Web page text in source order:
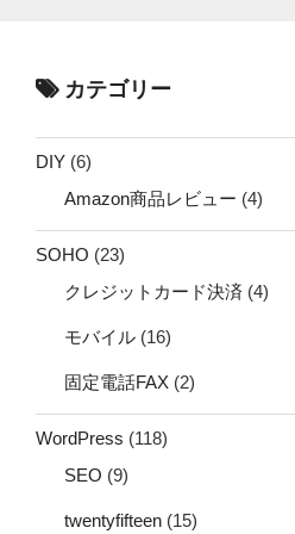
カテゴリー
DIY (6)
Amazon商品レビュー (4)
SOHO (23)
クレジットカード決済 (4)
モバイル (16)
固定電話FAX (2)
WordPress (118)
SEO (9)
twentyfifteen (15)